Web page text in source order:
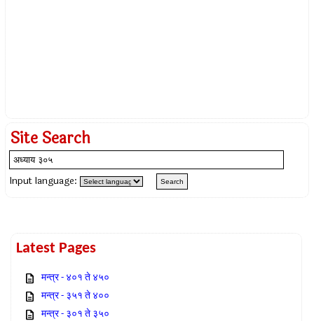
Site Search
Input language:
Latest Pages
मन्त्र - ४०१ ते ४५०
मन्त्र - ३५१ ते ४००
मन्त्र - ३०१ ते ३५०